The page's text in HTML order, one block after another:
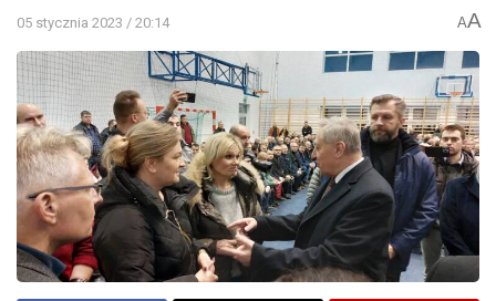
05 stycznia 2023 / 20:14 AA